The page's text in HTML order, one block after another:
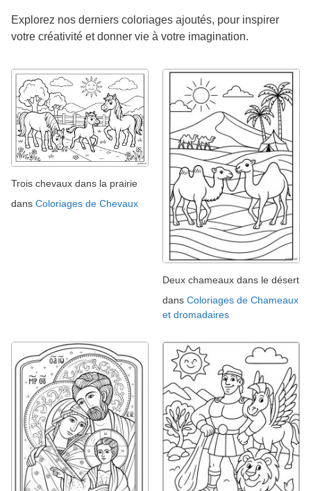
Explorez nos derniers coloriages ajoutés, pour inspirer
votre créativité et donner vie à votre imagination.
Trois chevaux dans la prairie
dans Coloriages de Chevaux
Deux chameaux dans le désert
dans Coloriages de Chameaux
et dromadaires